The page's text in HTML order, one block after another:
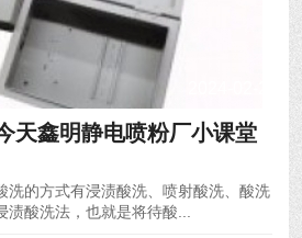
天鑫明静电喷粉厂小课堂
洗的方式有浸渍酸洗、喷射酸洗、酸洗
酸洗法，也就是将待酸...